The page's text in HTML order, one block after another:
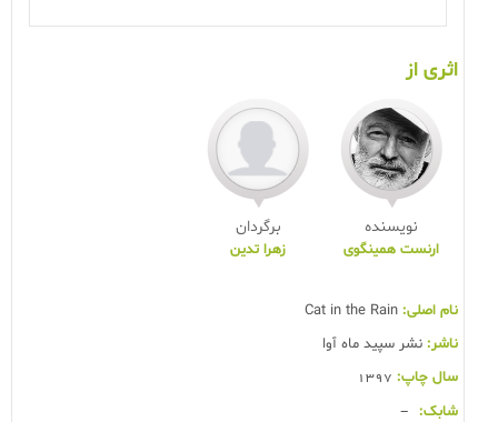
اثری از
نویسنده
ارنست همینگوی
برگردان
زهرا تدین
نام اصلی: Cat in the Rain
ناشر: نشر سپید ماه آوا
سال چاپ: 1397
شابک: -